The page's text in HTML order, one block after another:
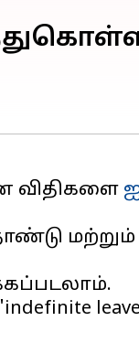
விதிகளை
leave